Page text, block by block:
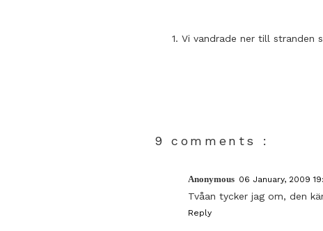
1. Vi vandrade ner till stranden
9 comments :
Anonymous 06 January, 2009
Tvåan tycker jag om, den
Reply